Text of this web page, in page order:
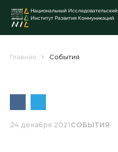
Национальный Исследовательский
Институт Развития Коммуникаций
Главная События
24 декабря 2021СОБЫТИЯ